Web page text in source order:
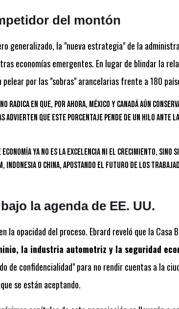
del montón
generalizado, la "nueva estrategia" de la
economías emergentes. En lugar de blindar la
por las "sobras" arancelarias frente a 180
radica en que, por ahora, México y Canadá aún
advierten que este porcentaje pende de un hilo ante
ya no es la excelencia ni el crecimiento, sino
Indonesia o China, apostando el futuro de los
la agenda de EE. UU.
la opacidad del proceso. Ebrard reveló que la Casa
la industria automotriz y la seguridad
de confidencialidad" para no rendir cuentas a la
se están aceptando.